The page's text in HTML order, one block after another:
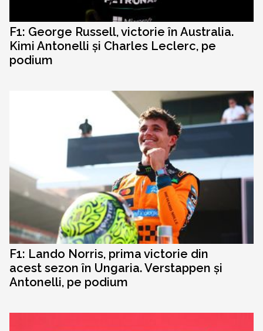
F1: George Russell, victorie în Australia.
Kimi Antonelli și Charles Leclerc, pe
podium
F1: Lando Norris, prima victorie din
acest sezon în Ungaria. Verstappen și
Antonelli, pe podium